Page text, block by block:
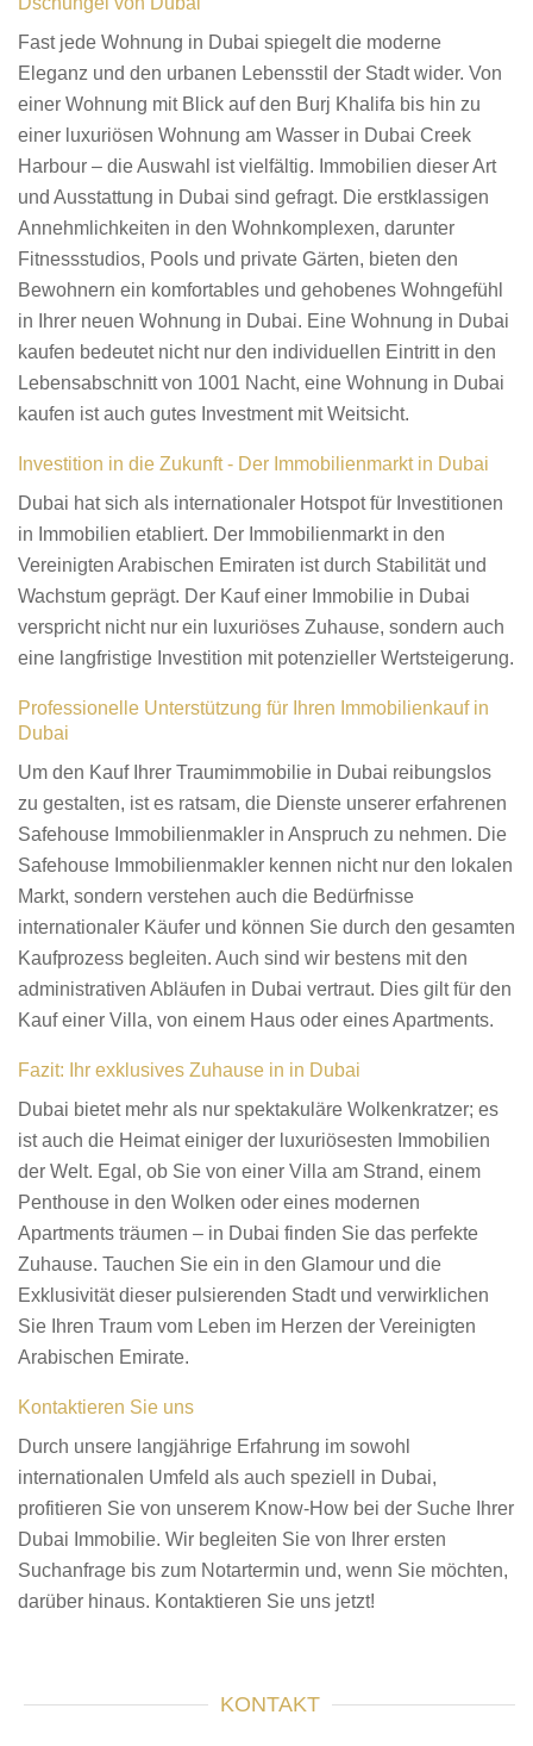
Fast jede Wohnung in Dubai spiegelt die moderne
Eleganz und den urbanen Lebensstil der Stadt wider. Von
einer Wohnung mit Blick auf den Burj Khalifa bis hin zu
einer luxuriösen Wohnung am Wasser in Dubai Creek
Harbour – die Auswahl ist vielfältig. Immobilien dieser Art
und Ausstattung in Dubai sind gefragt. Die erstklassigen
Annehmlichkeiten in den Wohnkomplexen, darunter
Fitnessstudios, Pools und private Gärten, bieten den
Bewohnern ein komfortables und gehobenes Wohngefühl
in Ihrer neuen Wohnung in Dubai. Eine Wohnung in Dubai
kaufen bedeutet nicht nur den individuellen Eintritt in den
Lebensabschnitt von 1001 Nacht, eine Wohnung in Dubai
kaufen ist auch gutes Investment mit Weitsicht.
Investition in die Zukunft - Der Immobilienmarkt in Dubai
Dubai hat sich als internationaler Hotspot für Investitionen
in Immobilien etabliert. Der Immobilienmarkt in den
Vereinigten Arabischen Emiraten ist durch Stabilität und
Wachstum geprägt. Der Kauf einer Immobilie in Dubai
verspricht nicht nur ein luxuriöses Zuhause, sondern auch
eine langfristige Investition mit potenzieller Wertsteigerung.
Professionelle Unterstützung für Ihren Immobilienkauf in
Dubai
Um den Kauf Ihrer Traumimmobilie in Dubai reibungslos
zu gestalten, ist es ratsam, die Dienste unserer erfahrenen
Safehouse Immobilienmakler in Anspruch zu nehmen. Die
Safehouse Immobilienmakler kennen nicht nur den lokalen
Markt, sondern verstehen auch die Bedürfnisse
internationaler Käufer und können Sie durch den gesamten
Kaufprozess begleiten. Auch sind wir bestens mit den
administrativen Abläufen in Dubai vertraut. Dies gilt für den
Kauf einer Villa, von einem Haus oder eines Apartments.
Fazit: Ihr exklusives Zuhause in in Dubai
Dubai bietet mehr als nur spektakuläre Wolkenkratzer; es
ist auch die Heimat einiger der luxuriösesten Immobilien
der Welt. Egal, ob Sie von einer Villa am Strand, einem
Penthouse in den Wolken oder eines modernen
Apartments träumen – in Dubai finden Sie das perfekte
Zuhause. Tauchen Sie ein in den Glamour und die
Exklusivität dieser pulsierenden Stadt und verwirklichen
Sie Ihren Traum vom Leben im Herzen der Vereinigten
Arabischen Emirate.
Kontaktieren Sie uns
Durch unsere langjährige Erfahrung im sowohl
internationalen Umfeld als auch speziell in Dubai,
profitieren Sie von unserem Know-How bei der Suche Ihrer
Dubai Immobilie. Wir begleiten Sie von Ihrer ersten
Suchanfrage bis zum Notartermin und, wenn Sie möchten,
darüber hinaus. Kontaktieren Sie uns jetzt!
KONTAKT